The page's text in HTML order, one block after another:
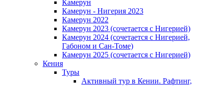
Камерун
Камерун - Нигерия 2023
Камерун 2022
Камерун 2023 (сочетается с Нигерией)
Камерун 2024 (сочетается с Нигерией,
Габоном и Сан-Томе)
Камерун 2025 (сочетается с Нигерией)
Кения
Туры
Активный тур в Кении. Рафтинг,